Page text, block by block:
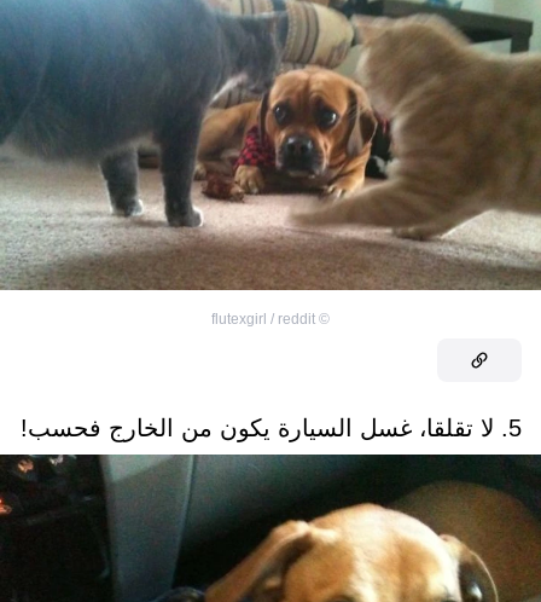
©
flutexgirl / reddit
5. لا تقلقا، غسل السيارة يكون من الخارج فحسب!